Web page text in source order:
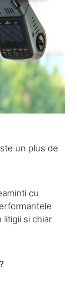
un plus de
cu
litigii si chiar